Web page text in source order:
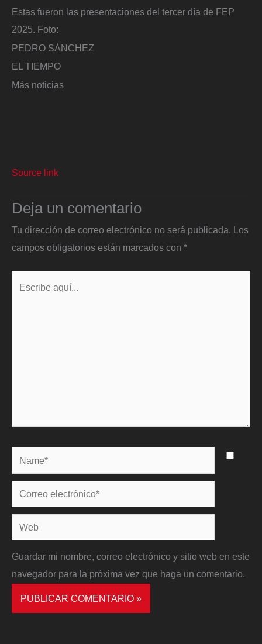
Estas fueron las presentaciones del tercer día de FEP
2025. Foto:
PEDRO SÁNCHEZ
EL TIEMPO
Más noticias
Source link
Deja un comentario
Tu dirección de correo electrónico no será publicada.
Los
campos obligatorios están marcados con *
Name*
Correo
electrónico*
Web
Guardar mi nombre, correo electrónico y sitio web en este
navegador para la próxima vez que haga un comentario.